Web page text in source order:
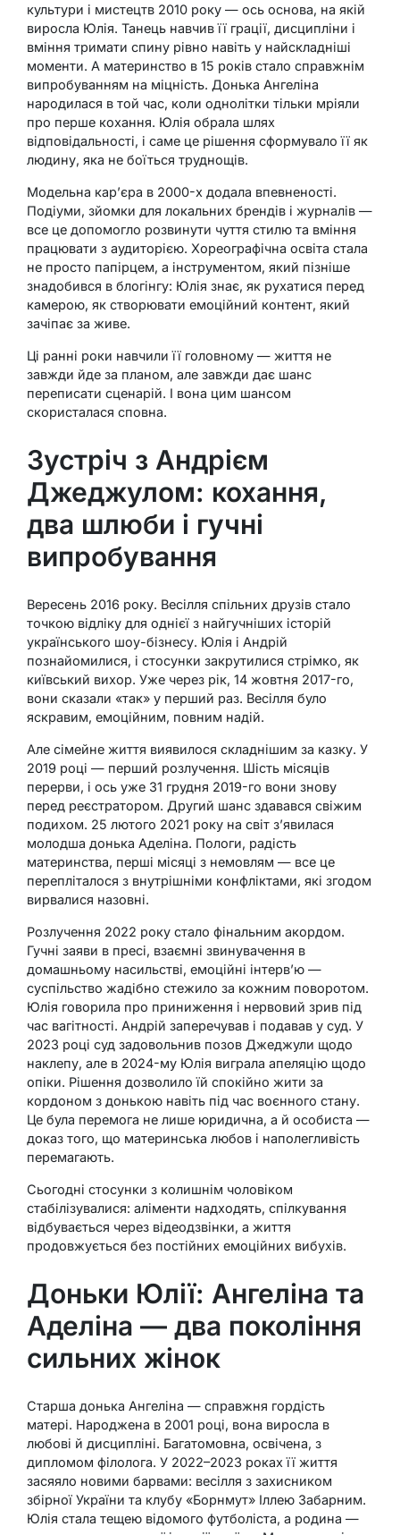
культури і мистецтв 2010 року — ось основа, на якій
виросла Юлія. Танець навчив її грації, дисципліни і
вміння тримати спину рівно навіть у найскладніші
моменти. А материнство в 15 років стало справжнім
випробуванням на міцність. Донька Ангеліна
народилася в той час, коли однолітки тільки мріяли
про перше кохання. Юлія обрала шлях
відповідальності, і саме це рішення сформувало її як
людину, яка не боїться труднощів.
Модельна кар’єра в 2000-х додала впевненості.
Подіуми, зйомки для локальних брендів і журналів —
все це допомогло розвинути чуття стилю та вміння
працювати з аудиторією. Хореографічна освіта стала
не просто папірцем, а інструментом, який пізніше
знадобився в блогінгу: Юлія знає, як рухатися перед
камерою, як створювати емоційний контент, який
зачіпає за живе.
Ці ранні роки навчили її головному — життя не
завжди йде за планом, але завжди дає шанс
переписати сценарій. І вона цим шансом
скористалася сповна.
Зустріч з Андрієм
Джеджулом: кохання,
два шлюби і гучні
випробування
Вересень 2016 року. Весілля спільних друзів стало
точкою відліку для однієї з найгучніших історій
українського шоу-бізнесу. Юлія і Андрій
познайомилися, і стосунки закрутилися стрімко, як
київський вихор. Уже через рік, 14 жовтня 2017-го,
вони сказали «так» у перший раз. Весілля було
яскравим, емоційним, повним надій.
Але сімейне життя виявилося складнішим за казку. У
2019 році — перший розлучення. Шість місяців
перерви, і ось уже 31 грудня 2019-го вони знову
перед реєстратором. Другий шанс здавався свіжим
подихом. 25 лютого 2021 року на світ з’явилася
молодша донька Аделіна. Пологи, радість
материнства, перші місяці з немовлям — все це
перепліталося з внутрішніми конфліктами, які згодом
вирвалися назовні.
Розлучення 2022 року стало фінальним акордом.
Гучні заяви в пресі, взаємні звинувачення в
домашньому насильстві, емоційні інтерв’ю —
суспільство жадібно стежило за кожним поворотом.
Юлія говорила про приниження і нервовий зрив під
час вагітності. Андрій заперечував і подавав у суд. У
2023 році суд задовольнив позов Джеджули щодо
наклепу, але в 2024-му Юлія виграла апеляцію щодо
опіки. Рішення дозволило їй спокійно жити за
кордоном з донькою навіть під час воєнного стану.
Це була перемога не лише юридична, а й особиста —
доказ того, що материнська любов і наполегливість
перемагають.
Сьогодні стосунки з колишнім чоловіком
стабілізувалися: аліменти надходять, спілкування
відбувається через відеодзвінки, а життя
продовжується без постійних емоційних вибухів.
Доньки Юлії: Ангеліна та
Аделіна — два покоління
сильних жінок
Старша донька Ангеліна — справжня гордість
матері. Народжена в 2001 році, вона виросла в
любові й дисципліні. Багатомовна, освічена, з
дипломом філолога. У 2022–2023 роках її життя
засяяло новими барвами: весілля з захисником
збірної України та клубу «Борнмут» Іллею Забарним.
Юлія стала тещею відомого футболіста, а родина —